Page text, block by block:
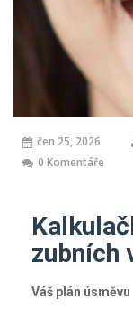
čen 25, 2026
0 Komentáře
zubních
Váš plán úsměvu